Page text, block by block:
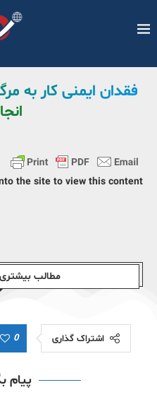
فقدان ایمنی کار به
the site to view this content.
مطالب بیشتری
اشتراک گذاری 0
پیام